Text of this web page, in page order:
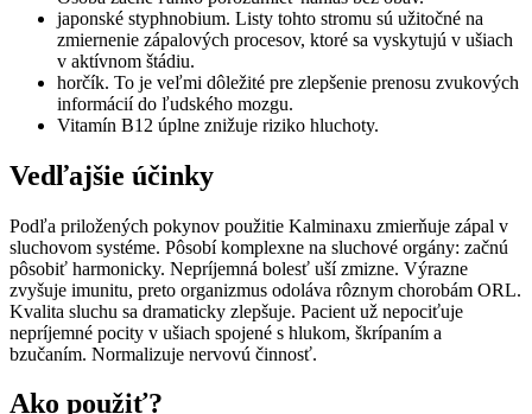
japonské styphnobium. Listy tohto stromu sú užitočné na
zmiernenie zápalových procesov, ktoré sa vyskytujú v ušiach
v aktívnom štádiu.
horčík. To je veľmi dôležité pre zlepšenie prenosu zvukových
informácií do ľudského mozgu.
Vitamín B12 úplne znižuje riziko hluchoty.
Vedľajšie účinky
Podľa priložených pokynov použitie Kalminaxu zmierňuje zápal v
sluchovom systéme. Pôsobí komplexne na sluchové orgány: začnú
pôsobiť harmonicky. Nepríjemná bolesť uší zmizne. Výrazne
zvyšuje imunitu, preto organizmus odoláva rôznym chorobám ORL.
Kvalita sluchu sa dramaticky zlepšuje. Pacient už nepociťuje
nepríjemné pocity v ušiach spojené s hlukom, škrípaním a
bzučaním. Normalizuje nervovú činnosť.
Ako použiť?